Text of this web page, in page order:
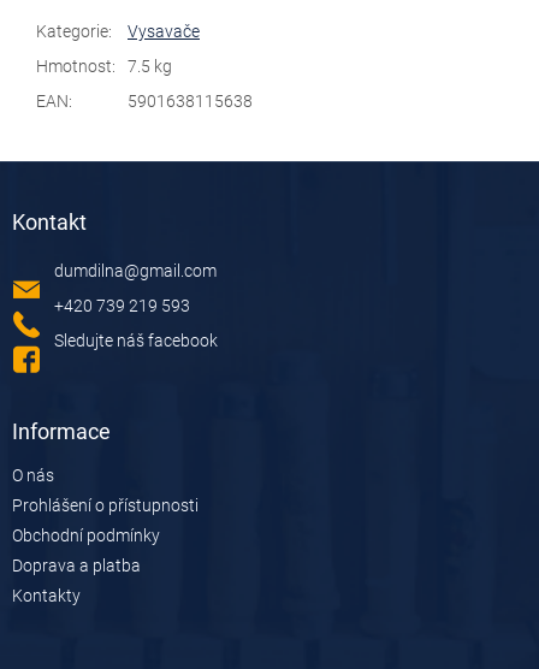
Kategorie:
Vysavače
Hmotnost:
7.5 kg
EAN: 5901638115638
Kontakt
dumdilna@gmail.com
+420 739 219 593
Sledujte náš facebook
Informace
O nás
Prohlášení o přístupnosti
Obchodní podmínky
Doprava a platba
Kontakty